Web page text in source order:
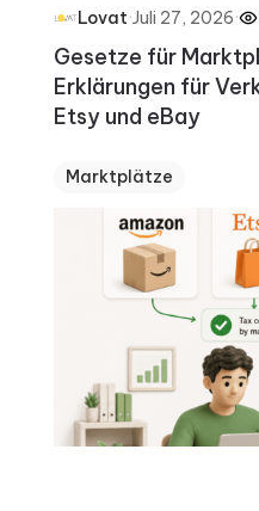
Lovat·Juli 27, 2026·
Gesetze für
Erklärungen für
Etsy und eBay
Marktplätze